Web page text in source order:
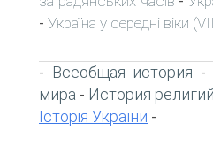
- Україна у середні віки
- Всеобщая история -
мира - История религий
Історія України -